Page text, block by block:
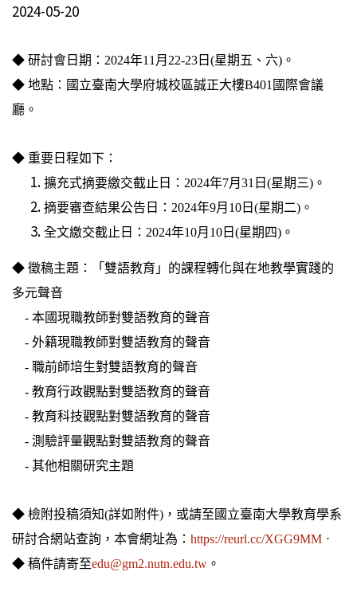
2024-05-20
◆ 研討會日期：2024年11月22-23日(星期五、六)。
◆ 地點：國立臺南大學府城校區誠正大樓B401國際會議
廳。
◆ 重要日程如下：
擴充式摘要繳交截止日：2024年7月31日(星期三)。
摘要審查結果公告日：2024年9月10日(星期二)。
全文繳交截止日：2024年10月10日(星期四)。
◆ 徵稿主題：「雙語教育」的課程轉化與在地教學實踐的
多元聲音
- 本國現職教師對雙語教育的聲音
- 外籍現職教師對雙語教育的聲音
- 職前師培生對雙語教育的聲音
- 教育行政觀點對雙語教育的聲音
- 教育科技觀點對雙語教育的聲音
- 測驗評量觀點對雙語教育的聲音
- 其他相關研究主題
◆ 檢附投稿須知(詳如附件)，或請至國立臺南大學教育學系
研討合網站查詢，本會網址為： https://reurl.cc/XGG9MM ㆍ
◆ 稿件請寄至edu@gm2.nutn.edu.tw 。